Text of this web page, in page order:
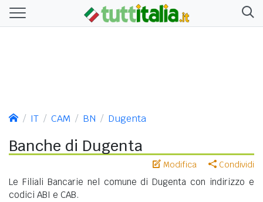
IT CAM BN Dugenta
Banche di Dugenta
Modifica Condividi
Le Filiali Bancarie nel comune di Dugenta con indirizzo e
codici ABI e CAB.